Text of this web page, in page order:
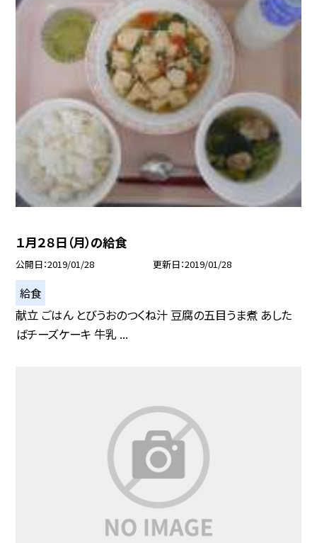
１月２８日（月）の給食
公開日 2019/01/28 更新日 2019/01/28
給食
献立 ごはん とびうおのつくね汁 豆腐の五目うま煮 あした
ばチーズケーキ 牛乳 ...